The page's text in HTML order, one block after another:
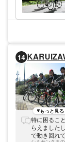
びでした。
生の子ども
連れて行っ
14
もっと見る
特に困るこ
らえました
で動き回れ